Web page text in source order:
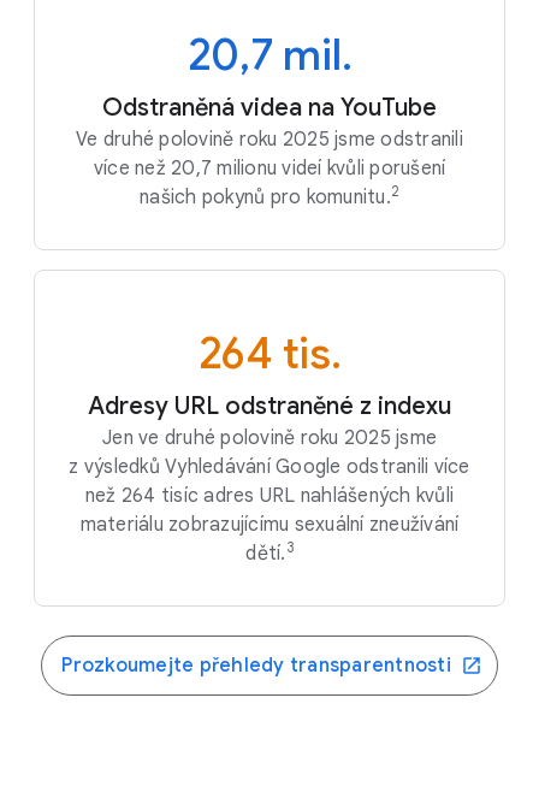
20,7 mil.
Odstraněná videa na YouTube
Ve druhé polovině roku 2025 jsme odstranili
více než 20,7 milionu videí kvůli porušení
našich pokynů pro komunitu.2
264 tis.
Adresy URL odstraněné z indexu
Jen ve druhé polovině roku 2025 jsme
z výsledků Vyhledávání Google odstranili více
než 264 tisíc adres URL nahlášených kvůli
materiálu zobrazujícímu sexuální zneužívání
dětí. 3
Prozkoumejte přehledy transparentnosti